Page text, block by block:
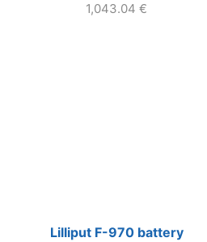
1,043.04 €
Lilliput F-970 battery